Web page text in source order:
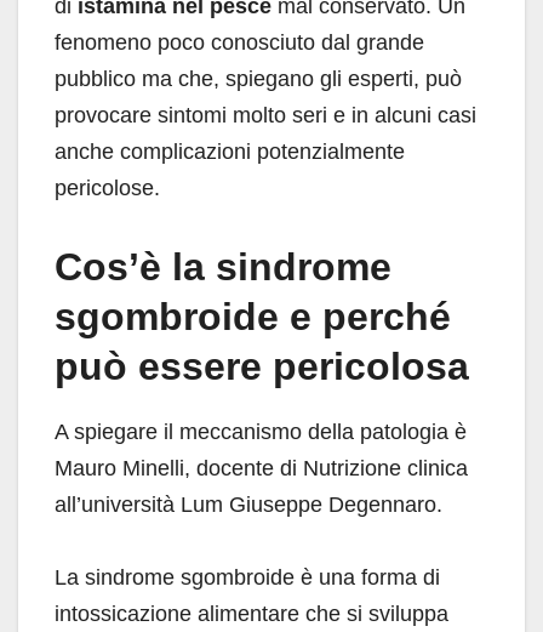
di istamina nel pesce mal conservato. Un
fenomeno poco conosciuto dal grande
pubblico ma che, spiegano gli esperti, può
provocare sintomi molto seri e in alcuni casi
anche complicazioni potenzialmente
pericolose.
Cos’è la sindrome
sgombroide e perché
può essere pericolosa
A spiegare il meccanismo della patologia è
Mauro Minelli, docente di Nutrizione clinica
all’università Lum Giuseppe Degennaro.
La sindrome sgombroide è una forma di
intossicazione alimentare che si sviluppa